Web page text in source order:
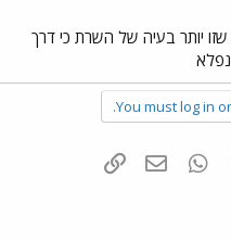
שזו יותר בעיה של השרת כי דרך
You must log in
Tumblr
WhatsAppדואר אלקטרוני